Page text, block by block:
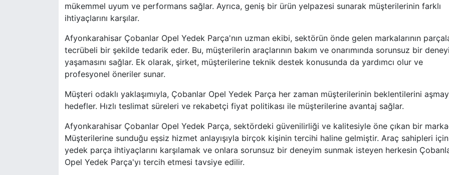
mükemmel uyum ve performans sağlar. Ayrıca, geniş bir ürün yelpazesi sunarak müşterilerinin farklı
ihtiyaçlarını karşılar.
Afyonkarahisar Çobanlar Opel Yedek Parça'nın uzman ekibi, sektörün önde gelen markalarının
tecrübeli bir şekilde tedarik eder. Bu, müşterilerin araçlarının bakım ve onarımında sorunsuz bir
yaşamasını sağlar. Ek olarak, şirket, müşterilerine teknik destek konusunda da yardımcı olur ve
profesyonel öneriler sunar.
Müşteri odaklı yaklaşımıyla, Çobanlar Opel Yedek Parça her zaman müşterilerinin beklentilerini
hedefler. Hızlı teslimat süreleri ve rekabetçi fiyat politikası ile müşterilerine avantaj sağlar.
Afyonkarahisar Çobanlar Opel Yedek Parça, sektördeki güvenilirliği ve kalitesiyle öne çıkan bir
Müşterilerine sunduğu eşsiz hizmet anlayışıyla birçok kişinin tercihi haline gelmiştir. Araç sahipleri için
yedek parça ihtiyaçlarını karşılamak ve onlara sorunsuz bir deneyim sunmak isteyen herkesin
Opel Yedek Parça'yı tercih etmesi tavsiye edilir.